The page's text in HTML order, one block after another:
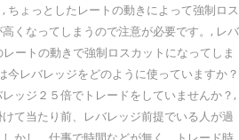
ちょっとしたレートの動きによって強制ロス
くなってしまうので注意が必要です。, レバ
ートの動きで強制ロスカットになってしま
今レバレッジをどのように使っていますか？
ッジ２５倍でトレードをしていませんか？,
て当たり前、レバレッジ前提でいる人が過